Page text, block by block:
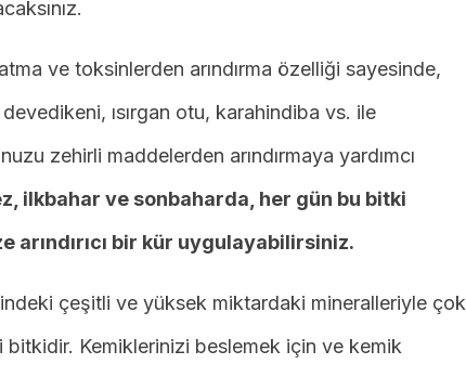
atma ve toksinlerden arındırma özelliği sayesinde,
ısırgan otu, karahindiba vs. ile
zehirli maddelerden arındırmaya yardımcı
ilkbahar ve sonbaharda, her gün bu bitki
arındırıcı bir kür uygulayabilirsiniz.
çeşitli ve yüksek miktardaki mineralleriyle çok
Kemiklerinizi beslemek için ve kemik